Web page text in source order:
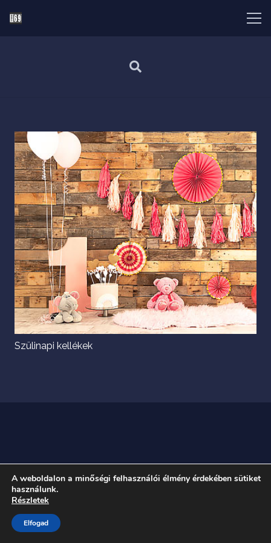
Szülinapi kellékek
A weboldalon a minőségi felhasználói élmény érdekében sütiket
használunk.
Részletek
Elfogad